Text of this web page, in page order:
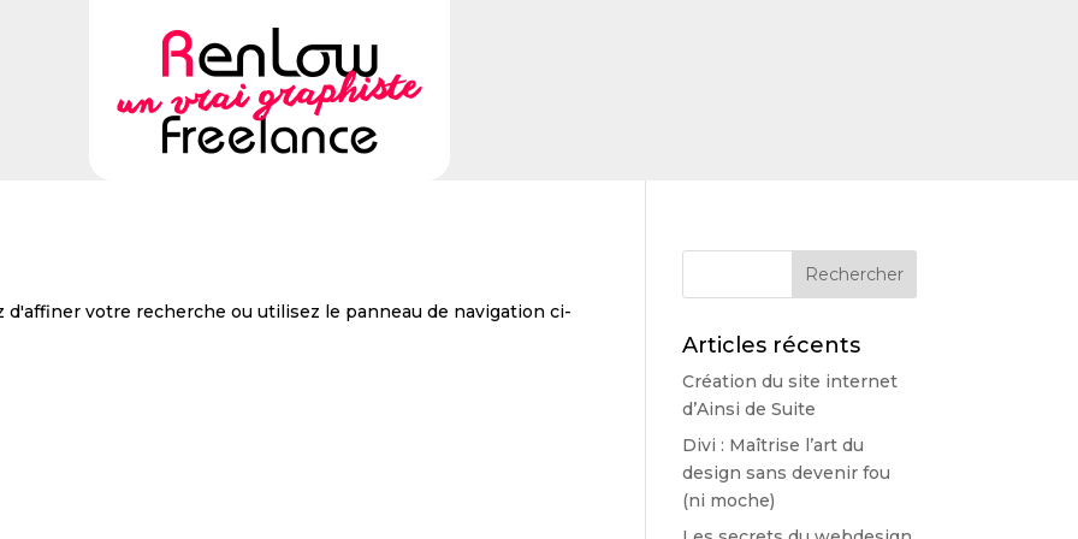
d'affiner votre recherche ou utilisez le panneau de navigation ci-
Articles récents
Création du site internet
d’Ainsi de Suite
Divi : Maîtrise l’art du
design sans devenir fou
(ni moche)